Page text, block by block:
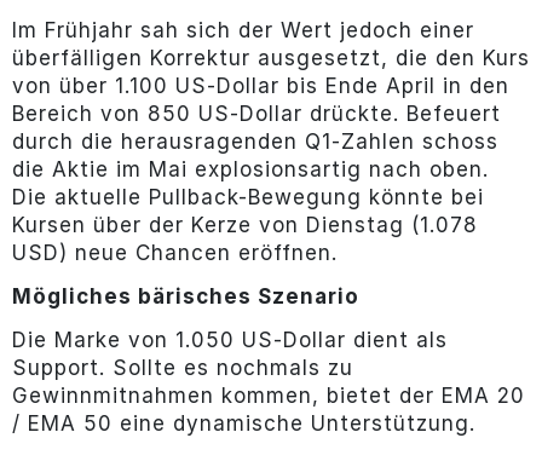
Im Frühjahr sah sich der Wert jedoch einer
überfälligen Korrektur ausgesetzt, die den Kurs
von über 1.100 US-Dollar bis Ende April in den
Bereich von 850 US-Dollar drückte. Befeuert
durch die herausragenden Q1-Zahlen schoss
die Aktie im Mai explosionsartig nach oben.
Die aktuelle Pullback-Bewegung könnte bei
Kursen über der Kerze von Dienstag (1.078
USD) neue Chancen eröffnen.
Mögliches bärisches Szenario
Die Marke von 1.050 US-Dollar dient als
Support. Sollte es nochmals zu
Gewinnmitnahmen kommen, bietet der EMA 20
/ EMA 50 eine dynamische Unterstützung.